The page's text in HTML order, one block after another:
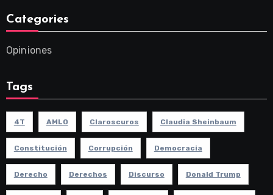
Categories
Opiniones
Tags
4T AMLO Claroscuros Claudia Sheinbaum
Constitución Corrupción Democracia
Derecho Derechos Discurso Donald Trump